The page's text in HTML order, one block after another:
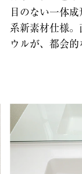
目のない一体
系新素材仕様
ウルが、都会的